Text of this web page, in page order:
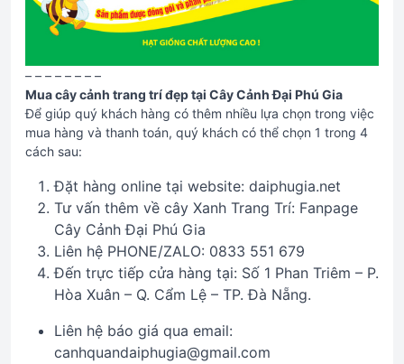
– – – – – – – –
Mua cây cảnh trang trí đẹp tại Cây Cảnh Đại Phú Gia
Để giúp quý khách hàng có thêm nhiều lựa chọn trong việc
mua hàng và thanh toán, quý khách có thể chọn 1 trong 4
cách sau:
Đặt hàng online tại website: daiphugia.net
Tư vấn thêm về cây Xanh Trang Trí: Fanpage
Cây Cảnh Đại Phú Gia
Liên hệ PHONE/ZALO: 0833 551 679
Đến trực tiếp cửa hàng tại: Số 1 Phan Triêm – P.
Hòa Xuân – Q. Cẩm Lệ – TP. Đà Nẵng.
Liên hệ báo giá qua email:
canhquandaiphugia@gmail.com